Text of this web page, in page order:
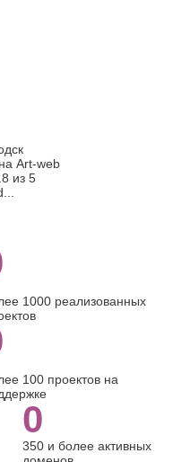
Art-web
из 5
1000 реализованных
100 проектов на
0
350 и более активных